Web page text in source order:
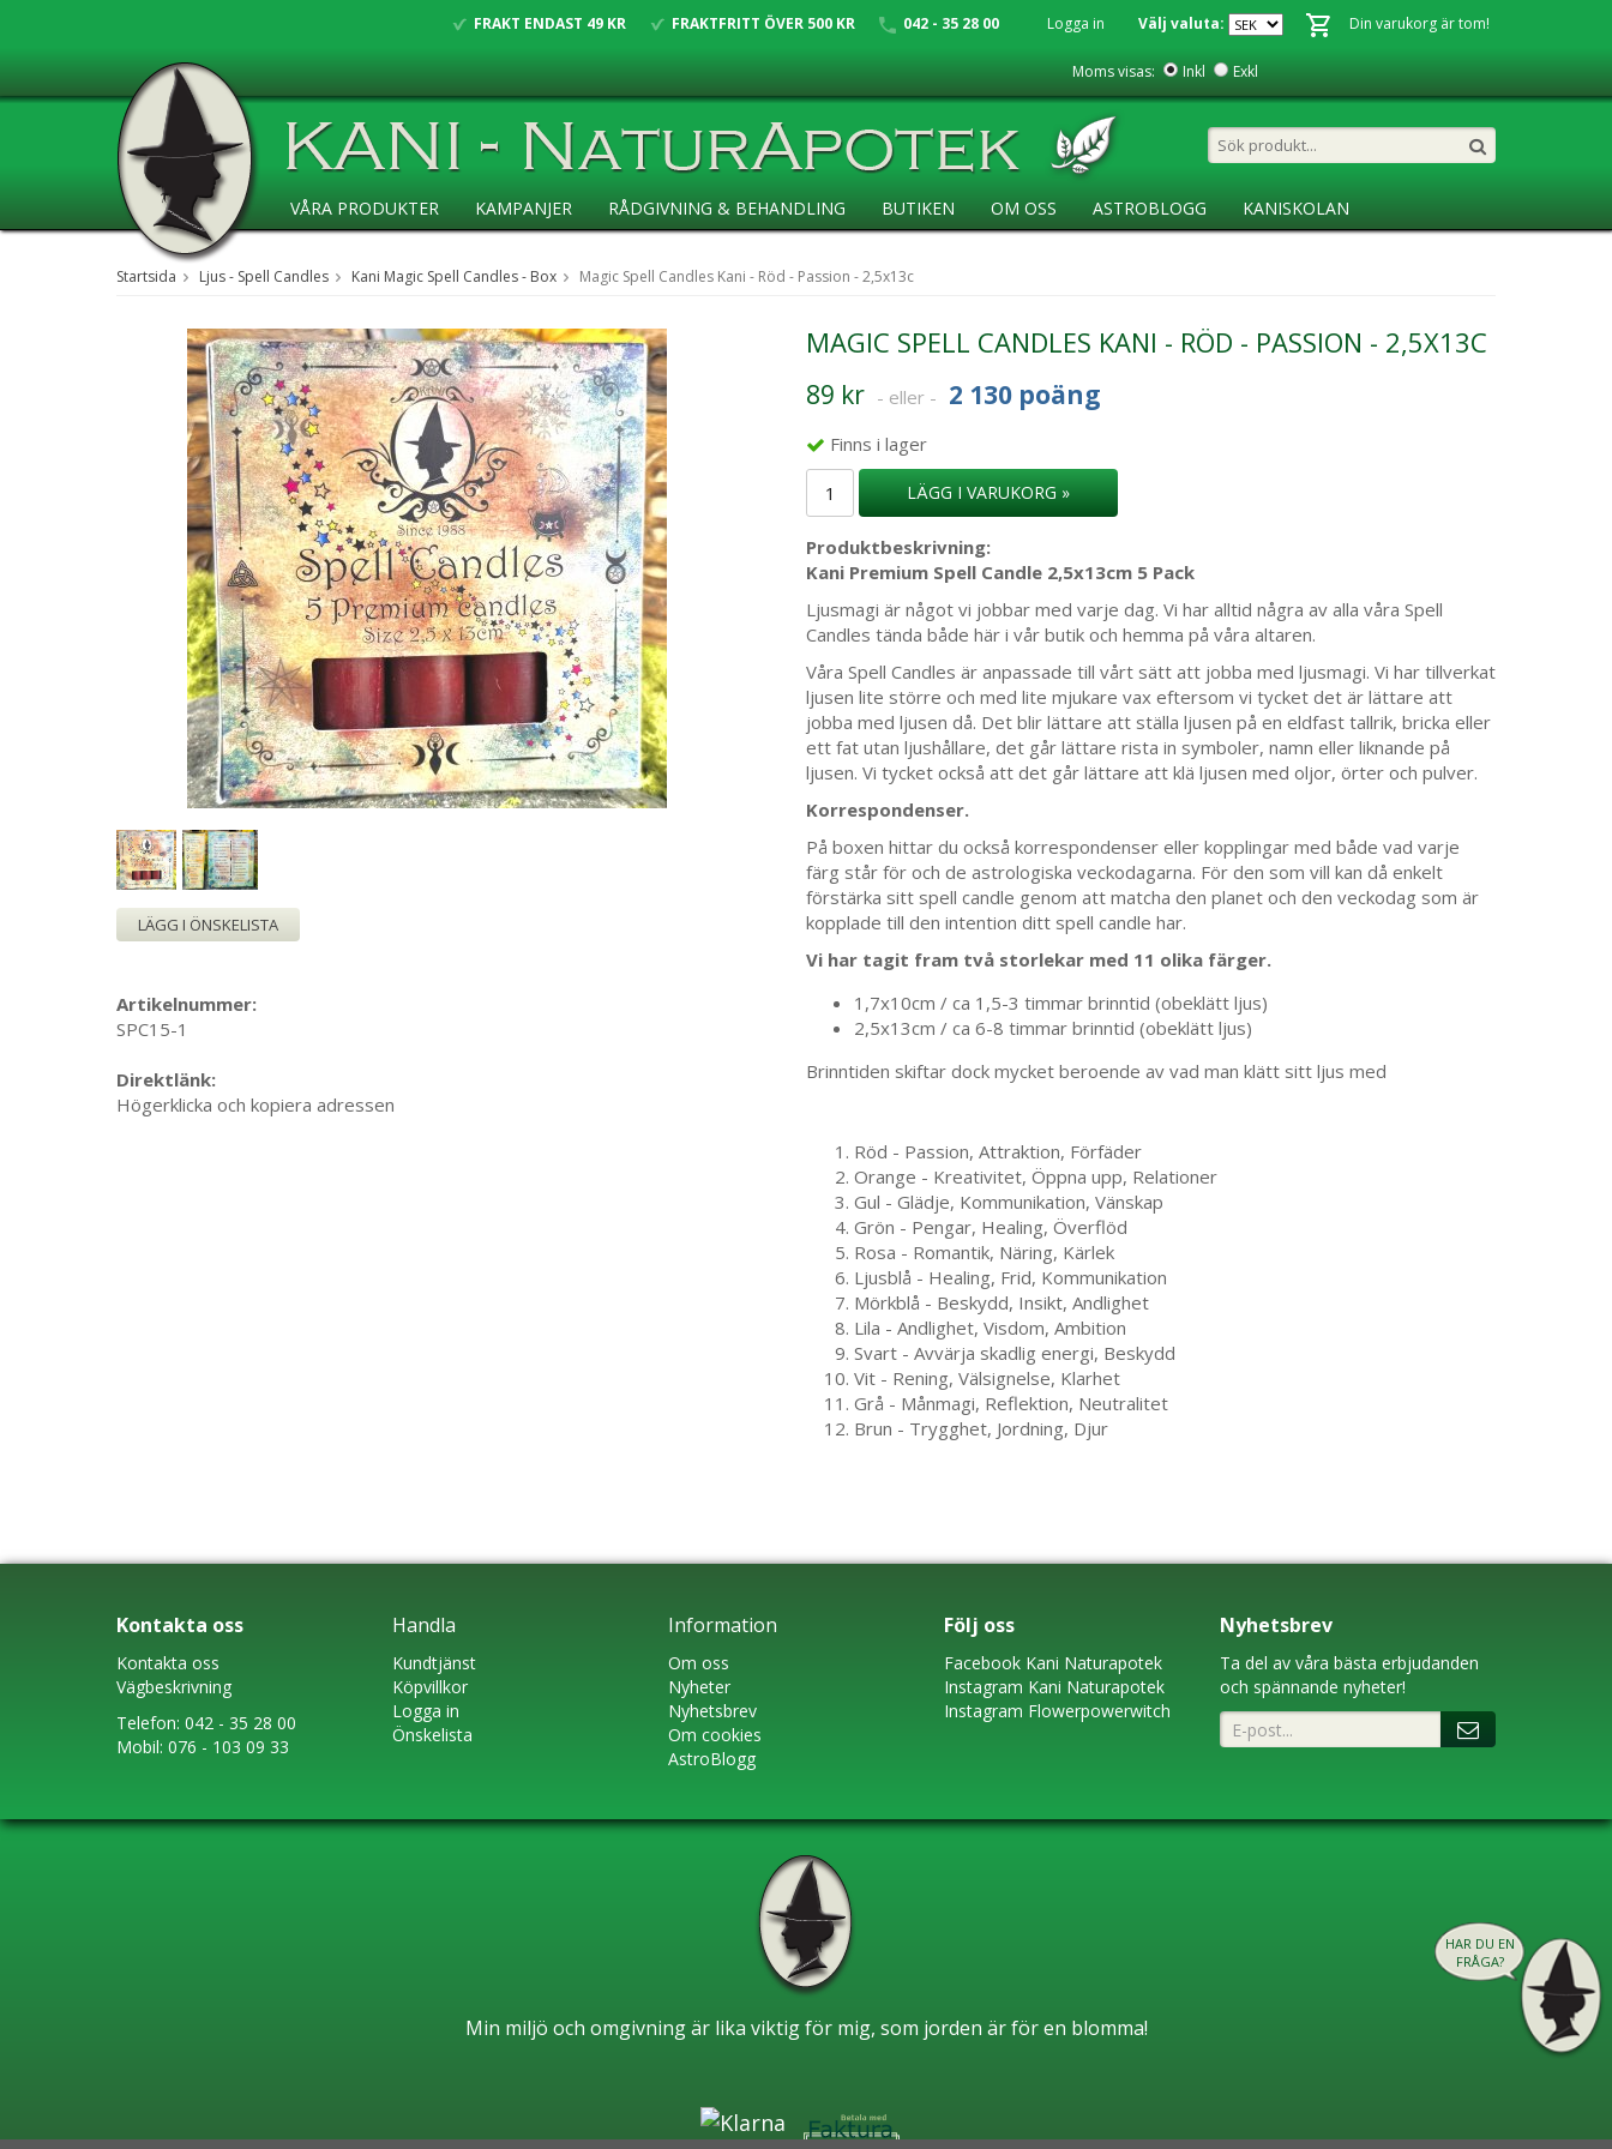
HAR DU EN
FRÅGA?
FRAKT ENDAST 49 KR FRAKTFRITT ÖVER 500 KR 042 - 35 28 00 Din varukorg är tom!
Logga in Välj valuta:
Moms visas: Inkl Exkl
VÅRA PRODUKTER KAMPANJER RÅDGIVNING & BEHANDLING BUTIKEN OM OSS ASTROBLOGG KANISKOLAN
Startsida Ljus - Spell Candles Kani Magic Spell Candles - Box Magic Spell Candles Kani - Röd - Passion - 2,5x13c
MAGIC SPELL CANDLES KANI - RÖD - PASSION - 2,5X13C
89 kr - eller - 2 130 poäng
Finns i lager
LÄGG I VARUKORG »
Produktbeskrivning:
Kani Premium Spell Candle 2,5x13cm 5 Pack
Ljusmagi är något vi jobbar med varje dag. Vi har alltid några av alla våra Spell
Candles tända både här i vår butik och hemma på våra altaren.
Våra Spell Candles är anpassade till vårt sätt att jobba med ljusmagi. Vi har tillverkat
ljusen lite större och med lite mjukare vax eftersom vi tycket det är lättare att
jobba med ljusen då. Det blir lättare att ställa ljusen på en eldfast tallrik, bricka eller
ett fat utan ljushållare, det går lättare rista in symboler, namn eller liknande på
ljusen. Vi tycket också att det går lättare att klä ljusen med oljor, örter och pulver.
Korrespondenser.
På boxen hittar du också korrespondenser eller kopplingar med både vad varje
färg står för och de astrologiska veckodagarna. För den som vill kan då enkelt
förstärka sitt spell candle genom att matcha den planet och den veckodag som är
kopplade till den intention ditt spell candle har.
Vi har tagit fram två storlekar med 11 olika färger.
1,7x10cm / ca 1,5-3 timmar brinntid (obeklätt ljus)
2,5x13cm / ca 6-8 timmar brinntid (obeklätt ljus)
Brinntiden skiftar dock mycket beroende av vad man klätt sitt ljus med
Röd - Passion, Attraktion, Förfäder
Orange - Kreativitet, Öppna upp, Relationer
Gul - Glädje, Kommunikation, Vänskap
Grön - Pengar, Healing, Överflöd
Rosa - Romantik, Näring, Kärlek
Ljusblå - Healing, Frid, Kommunikation
Mörkblå - Beskydd, Insikt, Andlighet
Lila - Andlighet, Visdom, Ambition
Svart - Avvärja skadlig energi, Beskydd
Vit - Rening, Välsignelse, Klarhet
Grå - Månmagi, Reflektion, Neutralitet
Brun - Trygghet, Jordning, Djur
LÄGG I ÖNSKELISTA
Artikelnummer:
SPC15-1
Direktlänk:
Högerklicka och kopiera adressen
Kontakta oss
Kontakta oss
Vägbeskrivning
Telefon: 042 - 35 28 00
Mobil: 076 - 103 09 33
Handla
Kundtjänst
Köpvillkor
Logga in
Önskelista
Information
Om oss
Nyheter
Nyhetsbrev
Om cookies
AstroBlogg
Följ oss
Facebook Kani Naturapotek
Instagram Kani Naturapotek
Instagram Flowerpowerwitch
Nyhetsbrev
Ta del av våra bästa erbjudanden
och spännande nyheter!
Min miljö och omgivning är lika viktig för mig, som jorden är för en blomma!